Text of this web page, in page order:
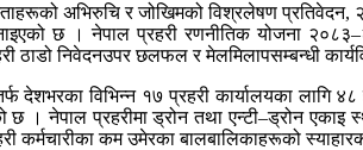
अभिरुचि र जोखिमको विश्रलेषण प्रतिवेदन,
छ । नेपाल प्रहरी रणनीतिक योजना
ठाडो निवेदनउपर छलफल र मेलमिलापसम्बन्धी
देशभरका विभिन्न १७ प्रहरी कार्यालयका लागि
छ । नेपाल प्रहरीमा ड्रोन तथा एन्टी–ड्रोन एकाइ
कर्मचारीका कम उमेरका बालबालिकाहरूको